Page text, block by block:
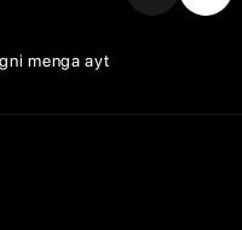
menga ayt